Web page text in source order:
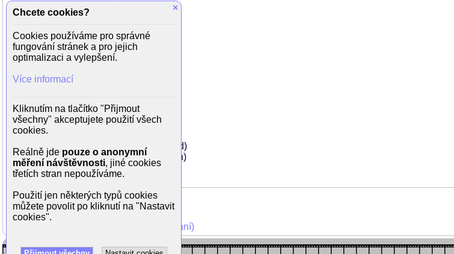
Drew Lachey (Choreographer)
Theron Brown (Piano Player)
Mark Turkeltaub (Cop #1)
Brian Cashwell (Producer)
Ernie Royal (Trumpet Player)
Wayne Shorter (Live Concert Band)
Gary Clark Jr. (Live Concert Band)
Robert Glasper (Live Concert Band)
Antonio Sanchez (Live Concert Band)
Esperanza Spalding (Live Concert Band)
David Horace Greer (Boxing Cornerman)
Mohli jste vidět v TV (zobrazit starší vysílání)
×
Chcete cookies?
Cookies používáme pro správné
fungování stránek a pro jejich
optimalizaci a vylepšení.
Více informací
Kliknutím na tlačítko "Přijmout
všechny" akceptujete použití všech
cookies.
Reálně jde pouze o anonymní
měření návštěvnosti, jiné cookies
třetích stran nepoužíváme.
Použití jen některých typů cookies
můžete povolit po kliknutí na "Nastavit
cookies".